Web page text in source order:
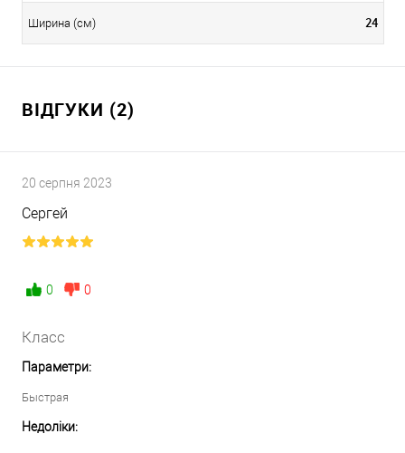
Ширина (см) 24
ВІДГУКИ (2)
20 серпня 2023
Сергей
0 0
Класс
Параметри:
Быстрая
Недоліки: